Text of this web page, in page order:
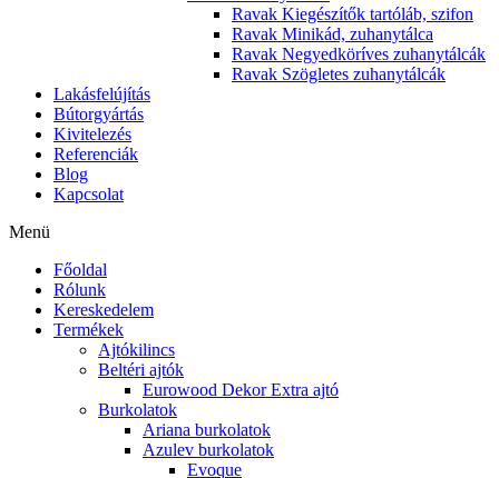
Ravak Kiegészítők tartóláb, szifon
Ravak Minikád, zuhanytálca
Ravak Negyedköríves zuhanytálcák
Ravak Szögletes zuhanytálcák
Lakásfelújítás
Bútorgyártás
Kivitelezés
Referenciák
Blog
Kapcsolat
Menü
Főoldal
Rólunk
Kereskedelem
Termékek
Ajtókilincs
Beltéri ajtók
Eurowood Dekor Extra ajtó
Burkolatok
Ariana burkolatok
Azulev burkolatok
Evoque